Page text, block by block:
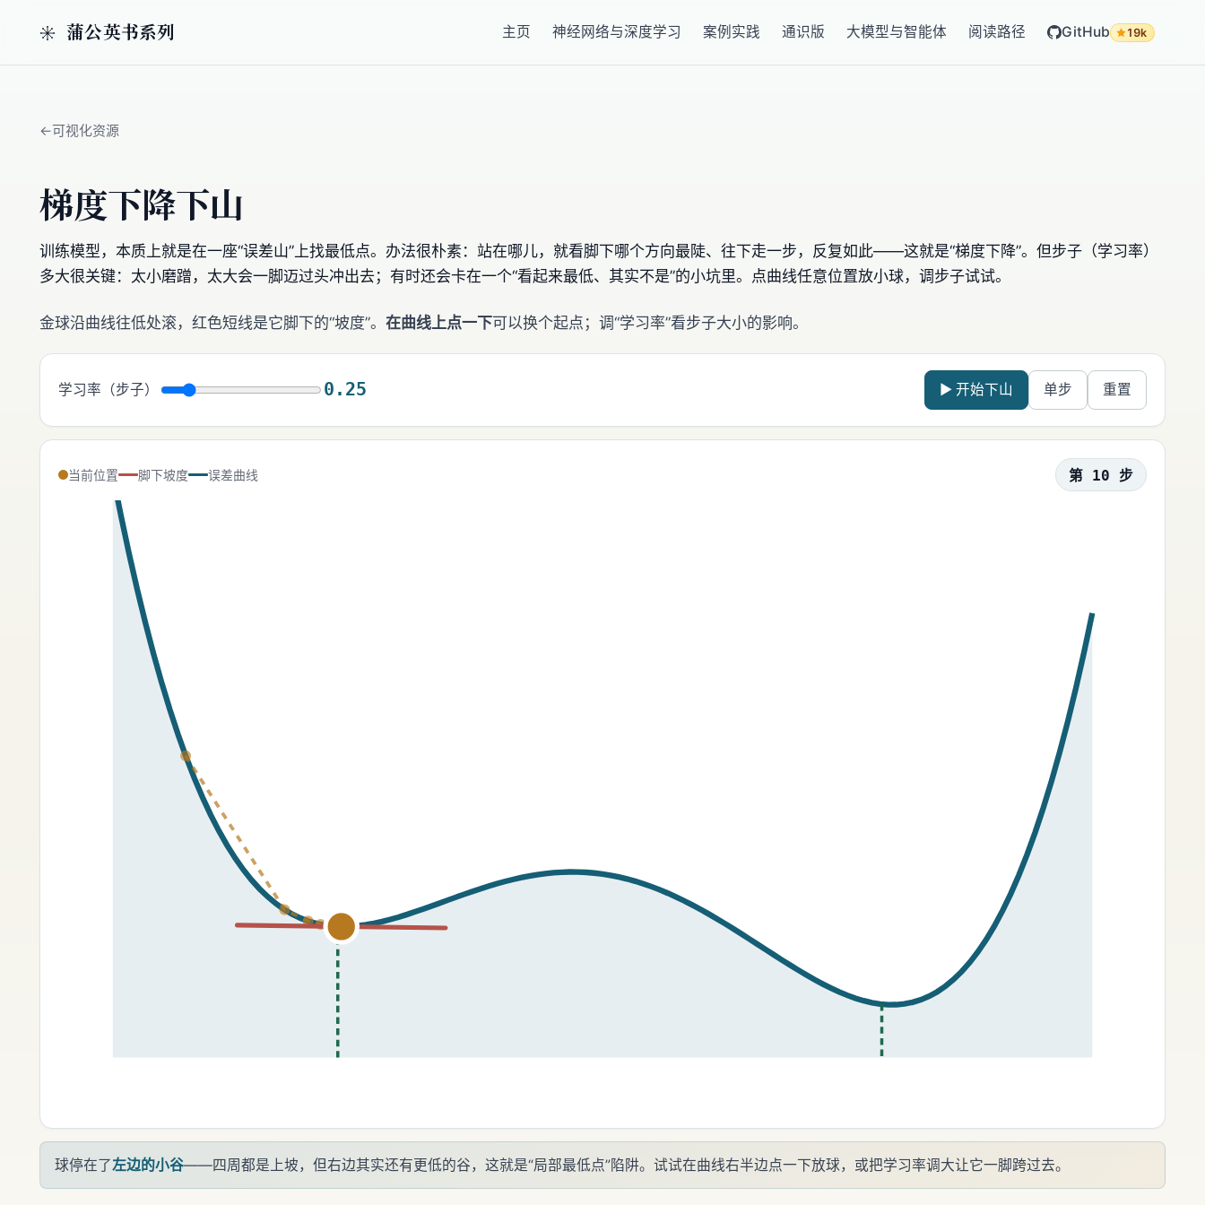
蒲公英书系列 主页 神经网络与深度学习 案例实践 通识版 大模型与智能体 阅读路径 GitHub 19k
可视化资源
梯度下降下山
训练模型，本质上就是在一座“误差山”上找最低点。办法很朴素：站在哪儿，就看脚下哪个方向最陡、往下走一步，反复如此——这就是“梯度下降”。但步子（学习率）
多大很关键：太小磨蹭，太大会一脚迈过头冲出去；有时还会卡在一个“看起来最低、其实不是”的小坑里。点曲线任意位置放小球，调步子试试。
金球沿曲线往低处滚，红色短线是它脚下的“坡度”。 在曲线上点一下可以换个起点；调“学习率”看步子大小的影响。
学习率（步子） 0.25 ▶ 开始下山 单步 重置
当前位置 脚下坡度 误差曲线 第 10 步
球停在了左边的小谷——四周都是上坡，但右边其实还有更低的谷，这就是“局部最低点”陷阱。试试在曲线右半边点一下放球，或把学习率调大让它一脚跨过去。